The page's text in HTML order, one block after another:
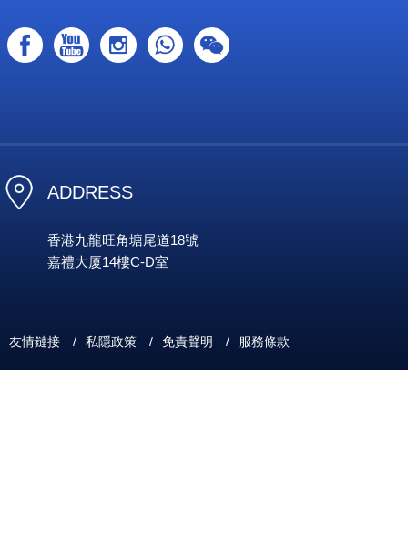
ADDRESS
香港九龍旺角塘尾道18號
嘉禮大厦14樓C-D室
友情鏈接 / 私隱政策 / 免責聲明 / 服務條款